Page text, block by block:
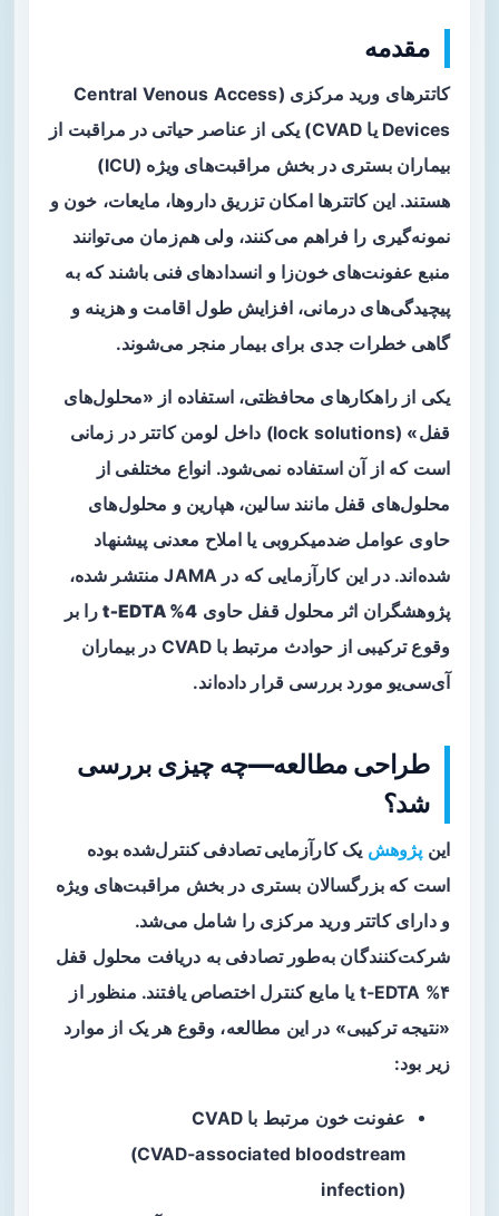
مقدمه
کاتترهای ورید مرکزی (Central Venous Access
Devices یا CVAD) یکی از عناصر حیاتی در مراقبت از
بیماران بستری در بخش مراقبت‌های ویژه (ICU)
هستند. این کاتترها امکان تزریق داروها، مایعات، خون و
نمونه‌گیری را فراهم می‌کنند، ولی هم‌زمان می‌توانند
منبع عفونت‌های خون‌زا و انسدادهای فنی باشند که به
پیچیدگی‌های درمانی، افزایش طول اقامت و هزینه و
گاهی خطرات جدی برای بیمار منجر می‌شوند.
یکی از راهکارهای محافظتی، استفاده از «محلول‌های
قفل» (lock solutions) داخل لومن کاتتر در زمانی
است که از آن استفاده نمی‌شود. انواع مختلفی از
محلول‌های قفل مانند سالین، هپارین و محلول‌های
حاوی عوامل ضدمیکروبی یا املاح معدنی پیشنهاد
شده‌اند. در این کارآزمایی که در JAMA منتشر شده،
پژوهشگران اثر محلول قفل حاوی 4% t‑EDTA
را بر
وقوع ترکیبی از حوادث مرتبط با CVAD در بیماران
آی‌سی‌یو مورد بررسی قرار داده‌اند.
طراحی مطالعه—چه چیزی بررسی
شد؟
این پژوهش یککارآزمایی تصادفی کنترل‌شده بوده
است که بزرگسالان بستری در بخش مراقبت‌های ویژه
و دارای کاتتر ورید مرکزی را شامل می‌شد.
شرکت‌کنندگان به‌طور تصادفی به دریافت محلول قفل
۴% t‑EDTA یا مایع کنترل اختصاص یافتند. منظور از
«نتیجه ترکیبی» در این مطالعه، وقوع هر یک از موارد
زیر بود:
عفونت خون مرتبط با CVAD
(CVAD‑associated bloodstream
infection)